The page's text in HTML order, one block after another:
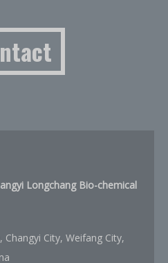
Longchang Bio-chemical
City, Weifang City,